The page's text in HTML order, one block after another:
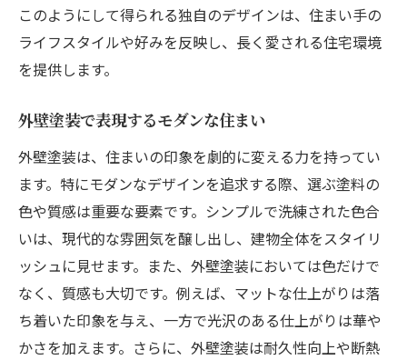
このようにして得られる独自のデザインは、住まい手の
ライフスタイルや好みを反映し、長く愛される住宅環境
を提供します。
外壁塗装で表現するモダンな住まい
外壁塗装は、住まいの印象を劇的に変える力を持ってい
ます。特にモダンなデザインを追求する際、選ぶ塗料の
色や質感は重要な要素です。シンプルで洗練された色合
いは、現代的な雰囲気を醸し出し、建物全体をスタイリ
ッシュに見せます。また、外壁塗装においては色だけで
なく、質感も大切です。例えば、マットな仕上がりは落
ち着いた印象を与え、一方で光沢のある仕上がりは華や
かさを加えます。さらに、外壁塗装は耐久性向上や断熱